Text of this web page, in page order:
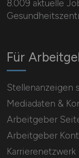
8.009 aktuelle
Für
Stellenanzeigen
Mediadaten &
Arbeitgeber
Arbeitgeber
Karrierenetzwerk